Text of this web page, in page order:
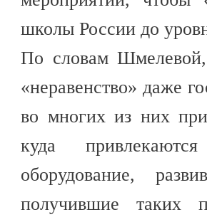
школы России до
По словам Шмелевой,
«неравенство» даже
во многих из них
куда
оборудование,
получившие таких